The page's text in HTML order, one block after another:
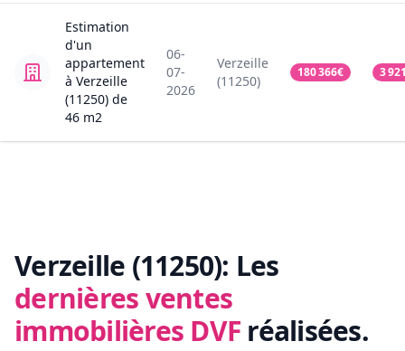
Estimation
d'un
appartement
à Verzeille
(11250) de
46 m2
06-
07-
2026
Verzeille
(11250)
180 366€ 3
Verzeille (11250): Les
dernières ventes
immobilières DVF réalisées.